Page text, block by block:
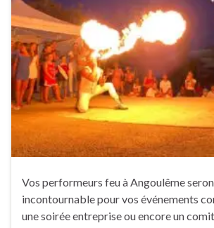
Vos performeurs feu à Angoulême
incontournable pour vos événements
une soirée entreprise ou encore un